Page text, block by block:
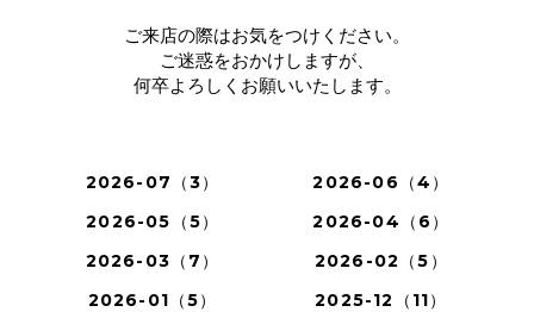
ご来店の際はお気をつけください。
ご迷惑をおかけしますが、
何卒よろしくお願いいたします。
2026-07（3）
2026-06（4）
2026-05（5）
2026-04（6）
2026-03（7）
2026-02（5）
2026-01（5）
2025-12（11）